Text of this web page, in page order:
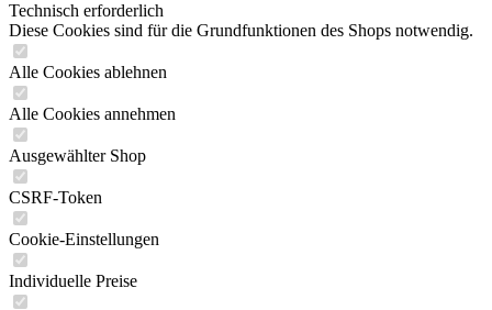
Technisch erforderlich
Diese Cookies sind für die Grundfunktionen des Shops notwendig.
Alle Cookies ablehnen
Alle Cookies annehmen
Ausgewählter Shop
CSRF-Token
Cookie-Einstellungen
Individuelle Preise